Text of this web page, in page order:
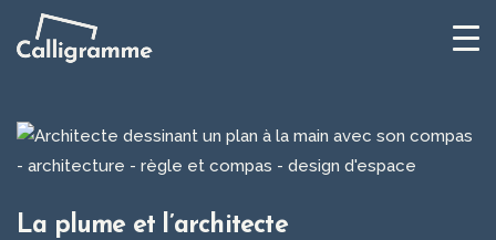
La plume et l’architecte